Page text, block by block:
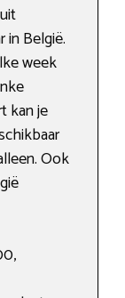
in België.
week
kan je
Ook